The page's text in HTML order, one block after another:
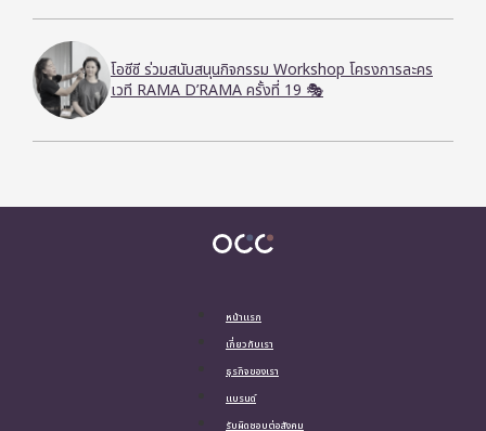
โอซีซี ร่วมสนับสนุนกิจกรรม Workshop โครงการละคร
เวที RAMA D’RAMA ครั้งที่ 19 🎭
หน้าแรก
เกี่ยวกับเรา
ธุรกิจของเรา
แบรนด์
รับผิดชอบต่อสังคม